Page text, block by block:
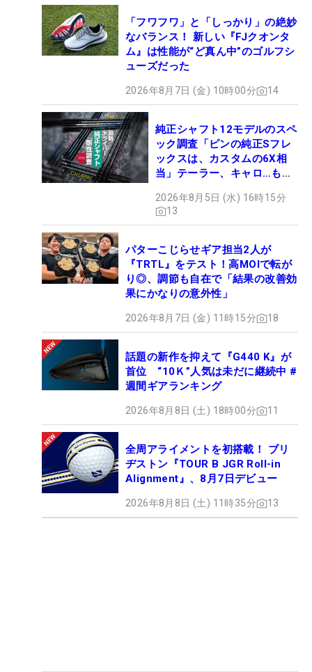
「フワフワ」と「しっかり」の絶妙
なバランス！ 新しい『FJクオンタ
ム』は性能が“ど真ん中”のゴルフシ
ューズだった
2026年8月7日 (金) 10時00分 14
純正シャフト12モデルのスペ
ック調査「ピンの純正Sフレ
ックスは、カスタムの6X相
当」テーラー、キャロ…もチ
2026年8月5日 (水) 16時15分
13
パターこじらせギア担当2人が
『TRTL』をテスト！高MOIで転が
り◎、調節も自在で「結果の改善効
果にかなりの意外性」
2026年8月7日 (金) 11時15分 18
話題の新作を抑えて『G440 K』が
首位 “10Ｋ”人気は未だに継続中 #
週間ギアランキング
2026年8月8日 (土) 18時00分 11
全周アライメントを初搭載！ ブリ
ヂストン『TOUR B JGR Roll-in
Alignment』、8月7日デビュー
2026年8月8日 (土) 11時35分 13